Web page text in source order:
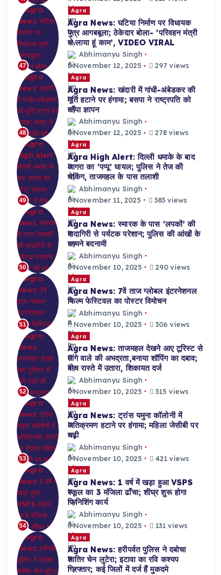
47
Agra
Agra News: घटिया निर्माण पर विधायक
पुत्र आगबबूला; ठेकेदार बोला- ‘परिवहन मंत्री
से लाया हूं काम’, VIDEO VIRAL
Abhimanyu Singh
November 12, 2025
297 views
48
Agra
Agra News: खंदारी में गांधी-अंबेडकर की
मूर्ति हटाने पर हंगामा; बसपा ने राष्ट्रपति को
सौंपा ज्ञापन
Abhimanyu Singh
November 12, 2025
278 views
49
Agra
Agra High Alert: दिल्ली धमाके के बाद
आगरा का ‘पप्पू’ घायल; पुलिस ने तेज की
चेकिंग, ताजमहल के पास तलाशी
Abhimanyu Singh
November 11, 2025
383 views
50
Agra
Agra News: स्मारक के पास ‘लपकों’ की
दादागिरी से पर्यटक परेशान; पुलिस की आंखों के
सामने बदनामी
Abhimanyu Singh
November 10, 2025
290 views
51
Agra
Agra News: 7वें ताज ग्लोबल इंटरनेशनल
फिल्म फेस्टिवल का पोस्टर विमोचन
Abhimanyu Singh
November 10, 2025
306 views
52
Agra
Agra News: ताजमहल देखने आए टूरिस्ट से
तांगे वाले की अभद्रता,बनाया शॉपिंग का दबाव;
बीच रास्ते में उतारा, शिकायत दर्ज
Abhimanyu Singh
November 10, 2025
315 views
53
Agra
Agra News: ट्रांस यमुना कॉलोनी में
अतिक्रमण हटाने पर हंगामा; महिला जेसीबी पर
चढ़ी
Abhimanyu Singh
November 10, 2025
421 views
54
Agra
Agra News: 1 वर्ष में खड़ा हुआ VSPS
स्कूल का 3 मंजिला ढाँचा; शीघ्र शुरू होगा
फिनिशिंग कार्य
Abhimanyu Singh
November 10, 2025
131 views
Agra
Agra News: हरीपर्वत पुलिस ने दबोचा
शातिर चेन लुटेरा; इटावा का रवि कश्यप
गिरफ्तार; कई जिलों में दर्ज हैं मुकदमे